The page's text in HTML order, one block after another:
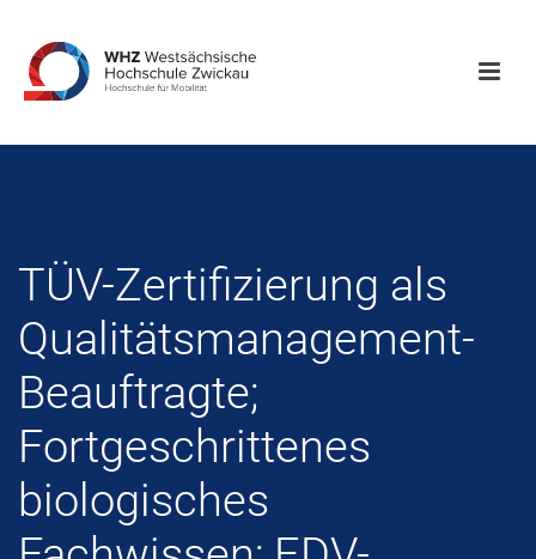
TÜV-Zertifizierung als
Qualitätsmanagement-
Beauftragte;
Fortgeschrittenes
biologisches